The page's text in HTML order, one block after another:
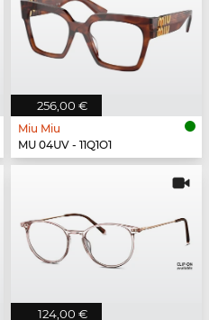
256,00 €
Miu Miu
MU 04UV - 11Q1O1
124,00 €